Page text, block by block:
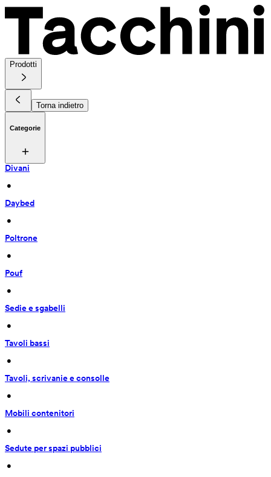
Prodotti
Torna indietro
Categorie
Divani
•
Daybed
•
Poltrone
•
Pouf
•
Sedie e sgabelli
•
Tavoli bassi
•
Tavoli, scrivanie e consolle
•
Mobili contenitori
•
Sedute per spazi pubblici
•